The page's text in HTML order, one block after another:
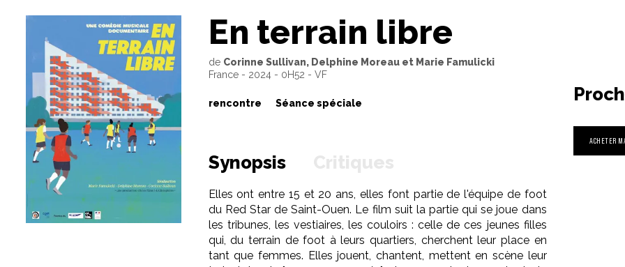
En terrain libre
de Corinne Sullivan, Delphine Moreau et Marie Famulicki
France - 2024 - 0H52 - VF
rencontre Séance spéciale
Synopsis
Elles ont entre 15 et 20 ans, elles font partie de l'équipe de foot
du Red Star de Saint-Ouen. Le film suit la partie qui se joue dans
les tribunes, les vestiaires, les couloirs : celle de ces jeunes filles
qui, du terrain de foot à leurs quartiers, cherchent leur place en
tant que femmes. Elles jouent, chantent, mettent en scène leur
ACHETER